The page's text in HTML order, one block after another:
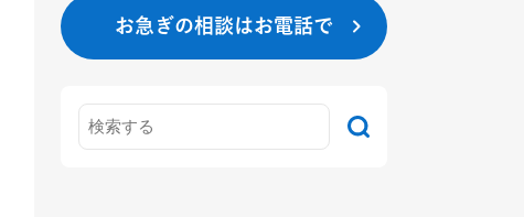
お急ぎの相談はお電話で